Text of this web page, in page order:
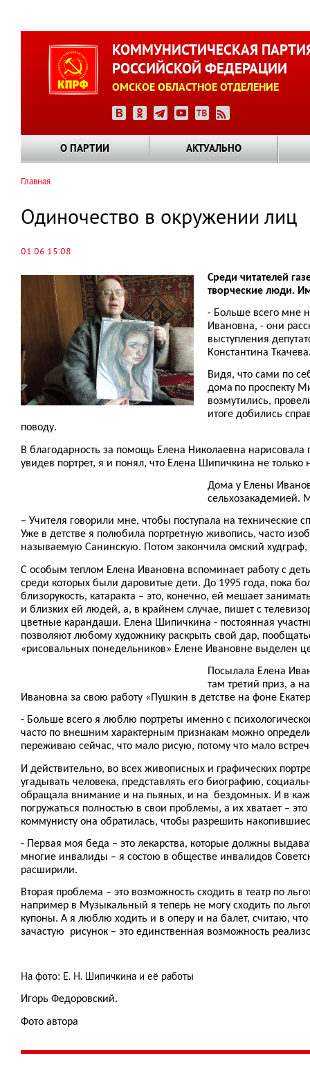
КОММУНИСТИЧЕСКАЯ
РОССИЙСКОЙ ФЕДЕРАЦИИ
ОМСКОЕ ОБЛАСТНОЕ ОТДЕЛЕНИЕ
О ПАРТИИ АКТУАЛЬНО
навигации
Главная
Одиночество в окружении лиц
01.06 15:08
Среди читателей
творческие люди.
- Больше всего мне
Ивановна, - они
выступления
Константина
Видя, что сами по
дома по проспекту
возмутились,
итоге добились
поводу.
В благодарность за помощь Елена Николаевна нарисовала
увидев портрет, я и понял, что Елена Шипичкина не
Дома у Елены
сельхозакадемией.
– Учителя говорили мне, чтобы поступала на технические
Уже в детстве я полюбила портретную живопись, часто
называемую Санинскую. Потом закончила омский
С особым теплом Елена Ивановна вспоминает работу с
среди которых были даровитые дети. До 1995 года, пока
близорукость, катаракта – это, конечно, ей мешает
и близких ей людей, а, в крайнем случае, пишет с
цветные карандаши. Елена Шипичкина - постоянная
позволяют любому художнику раскрыть свой дар,
«рисовальных понедельников» Елене Ивановне выделен
Посылала Елена
там третий приз, а
Ивановна за свою работу «Пушкин в детстве на фоне
- Больше всего я люблю портреты именно с
часто по внешним характерным признакам можно
переживаю сейчас, что мало рисую, потому что мало
И действительно, во всех живописных и графических
угадывать человека, представлять его биографию,
обращала внимание и на пьяных, и на бездомных. И в
погружаться полностью в свои проблемы, а их хватает –
коммунисту она обратилась, чтобы разрешить
- Первая моя беда – это лекарства, которые должны
многие инвалиды – я состою в обществе инвалидов
расширили.
Вторая проблема – это возможность сходить в театр по
например в Музыкальный я теперь не могу сходить по
купоны. А я люблю ходить и в оперу и на балет, считаю, что
зачастую рисунок – это единственная возможность
На фото: Е. Н. Шипичкина и её работы
Игорь Федоровский.
Фото автора